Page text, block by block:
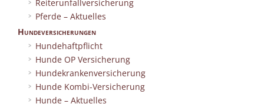
Reiterunfallversicherung
Pferde – Aktuelles
Hundeversicherungen
Hundehaftpflicht
Hunde OP Versicherung
Hundekrankenversicherung
Hunde Kombi-Versicherung
Hunde – Aktuelles